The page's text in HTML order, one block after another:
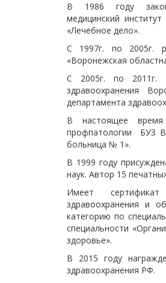
В 1986 году
медицинский
«Лечебное дело».
С 1997г. по 2005г.
«Воронежская
С 2005г. по 2011г. -
здравоохранения
департамента
В настоящее
профпатологии БУЗ
больница № 1».
В 1999 году
наук. Автор 15
Имеет
здравоохранения и
категорию по
специальности
здоровье».
В 2015 году
здравоохранения РФ.